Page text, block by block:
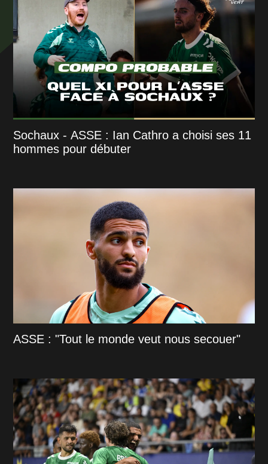
Sochaux - ASSE : Ian Cathro a choisi ses 11
hommes pour débuter
ASSE : "Tout le monde veut nous secouer"